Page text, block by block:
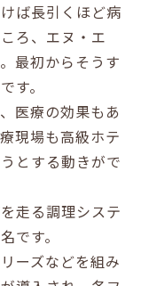
ば長引くほど病
ろ、エヌ・エ
最初からそうす
す。
医療の効果もあ
現場も高級ホテ
とする動きがで
走る調理システ
です。
ーズなどを組み